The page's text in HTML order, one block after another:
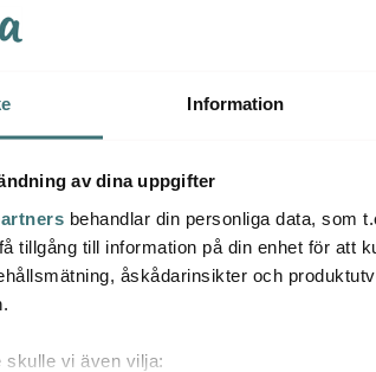
Information
av dina uppgifter
behandlar din personliga data, som
tillgång till information på din enhet för att
åskådarinsikter och
skulle vi även vilja:
Maja 35x50 cm
lager
& disktrasa
299 kr
Du kanske